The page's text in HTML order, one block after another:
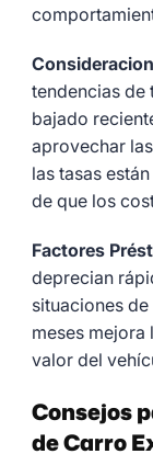
tendencias de
bajado
aprovechar
las tasas
de que los
Factores
deprecian
situaciones
meses mejora
valor del
Consejos
de Carro